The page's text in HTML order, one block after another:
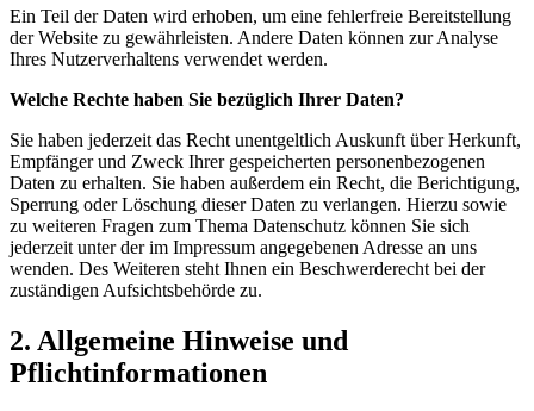
Ein Teil der Daten wird erhoben, um eine fehlerfreie Bereitstellung
der Website zu gewährleisten. Andere Daten können zur Analyse
Ihres Nutzerverhaltens verwendet werden.
Welche Rechte haben Sie bezüglich Ihrer Daten?
Sie haben jederzeit das Recht unentgeltlich Auskunft über Herkunft,
Empfänger und Zweck Ihrer gespeicherten personenbezogenen
Daten zu erhalten. Sie haben außerdem ein Recht, die Berichtigung,
Sperrung oder Löschung dieser Daten zu verlangen. Hierzu sowie
zu weiteren Fragen zum Thema Datenschutz können Sie sich
jederzeit unter der im Impressum angegebenen Adresse an uns
wenden. Des Weiteren steht Ihnen ein Beschwerderecht bei der
zuständigen Aufsichtsbehörde zu.
2. Allgemeine Hinweise und
Pflichtinformationen